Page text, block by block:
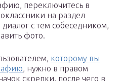
переключитесь в
на раздел
с тем собеседником,
фото.
которому вы
, нужно в правом
скрепки, после чего в